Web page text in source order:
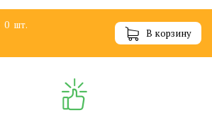
0 шт.
В корзину